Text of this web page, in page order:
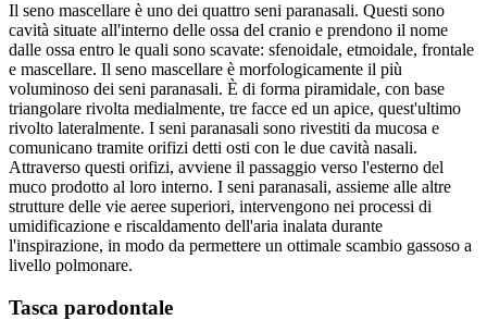
Il seno mascellare è uno dei quattro seni paranasali. Questi sono
cavità situate all'interno delle ossa del cranio e prendono il nome
dalle ossa entro le quali sono scavate: sfenoidale, etmoidale, frontale
e mascellare. Il seno mascellare è morfologicamente il più
voluminoso dei seni paranasali. È di forma piramidale, con base
triangolare rivolta medialmente, tre facce ed un apice, quest'ultimo
rivolto lateralmente. I seni paranasali sono rivestiti da mucosa e
comunicano tramite orifizi detti osti con le due cavità nasali.
Attraverso questi orifizi, avviene il passaggio verso l'esterno del
muco prodotto al loro interno. I seni paranasali, assieme alle altre
strutture delle vie aeree superiori, intervengono nei processi di
umidificazione e riscaldamento dell'aria inalata durante
l'inspirazione, in modo da permettere un ottimale scambio gassoso a
livello polmonare.
Tasca parodontale